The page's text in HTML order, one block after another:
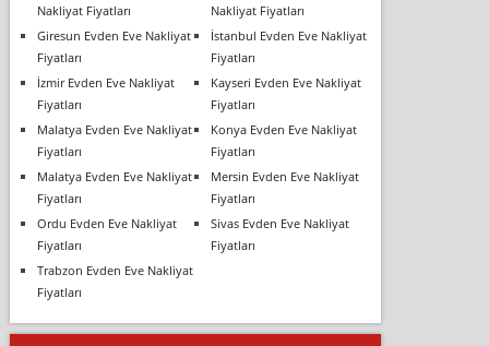
Nakliyat Fiyatları
Nakliyat Fiyatları
Giresun Evden Eve Nakliyat
Fiyatları
İstanbul Evden Eve Nakliyat
Fiyatları
İzmir Evden Eve Nakliyat
Fiyatları
Kayseri Evden Eve Nakliyat
Fiyatları
Malatya Evden Eve Nakliyat
Fiyatları
Konya Evden Eve Nakliyat
Fiyatları
Malatya Evden Eve Nakliyat
Fiyatları
Mersin Evden Eve Nakliyat
Fiyatları
Ordu Evden Eve Nakliyat
Fiyatları
Sivas Evden Eve Nakliyat
Fiyatları
Trabzon Evden Eve Nakliyat
Fiyatları